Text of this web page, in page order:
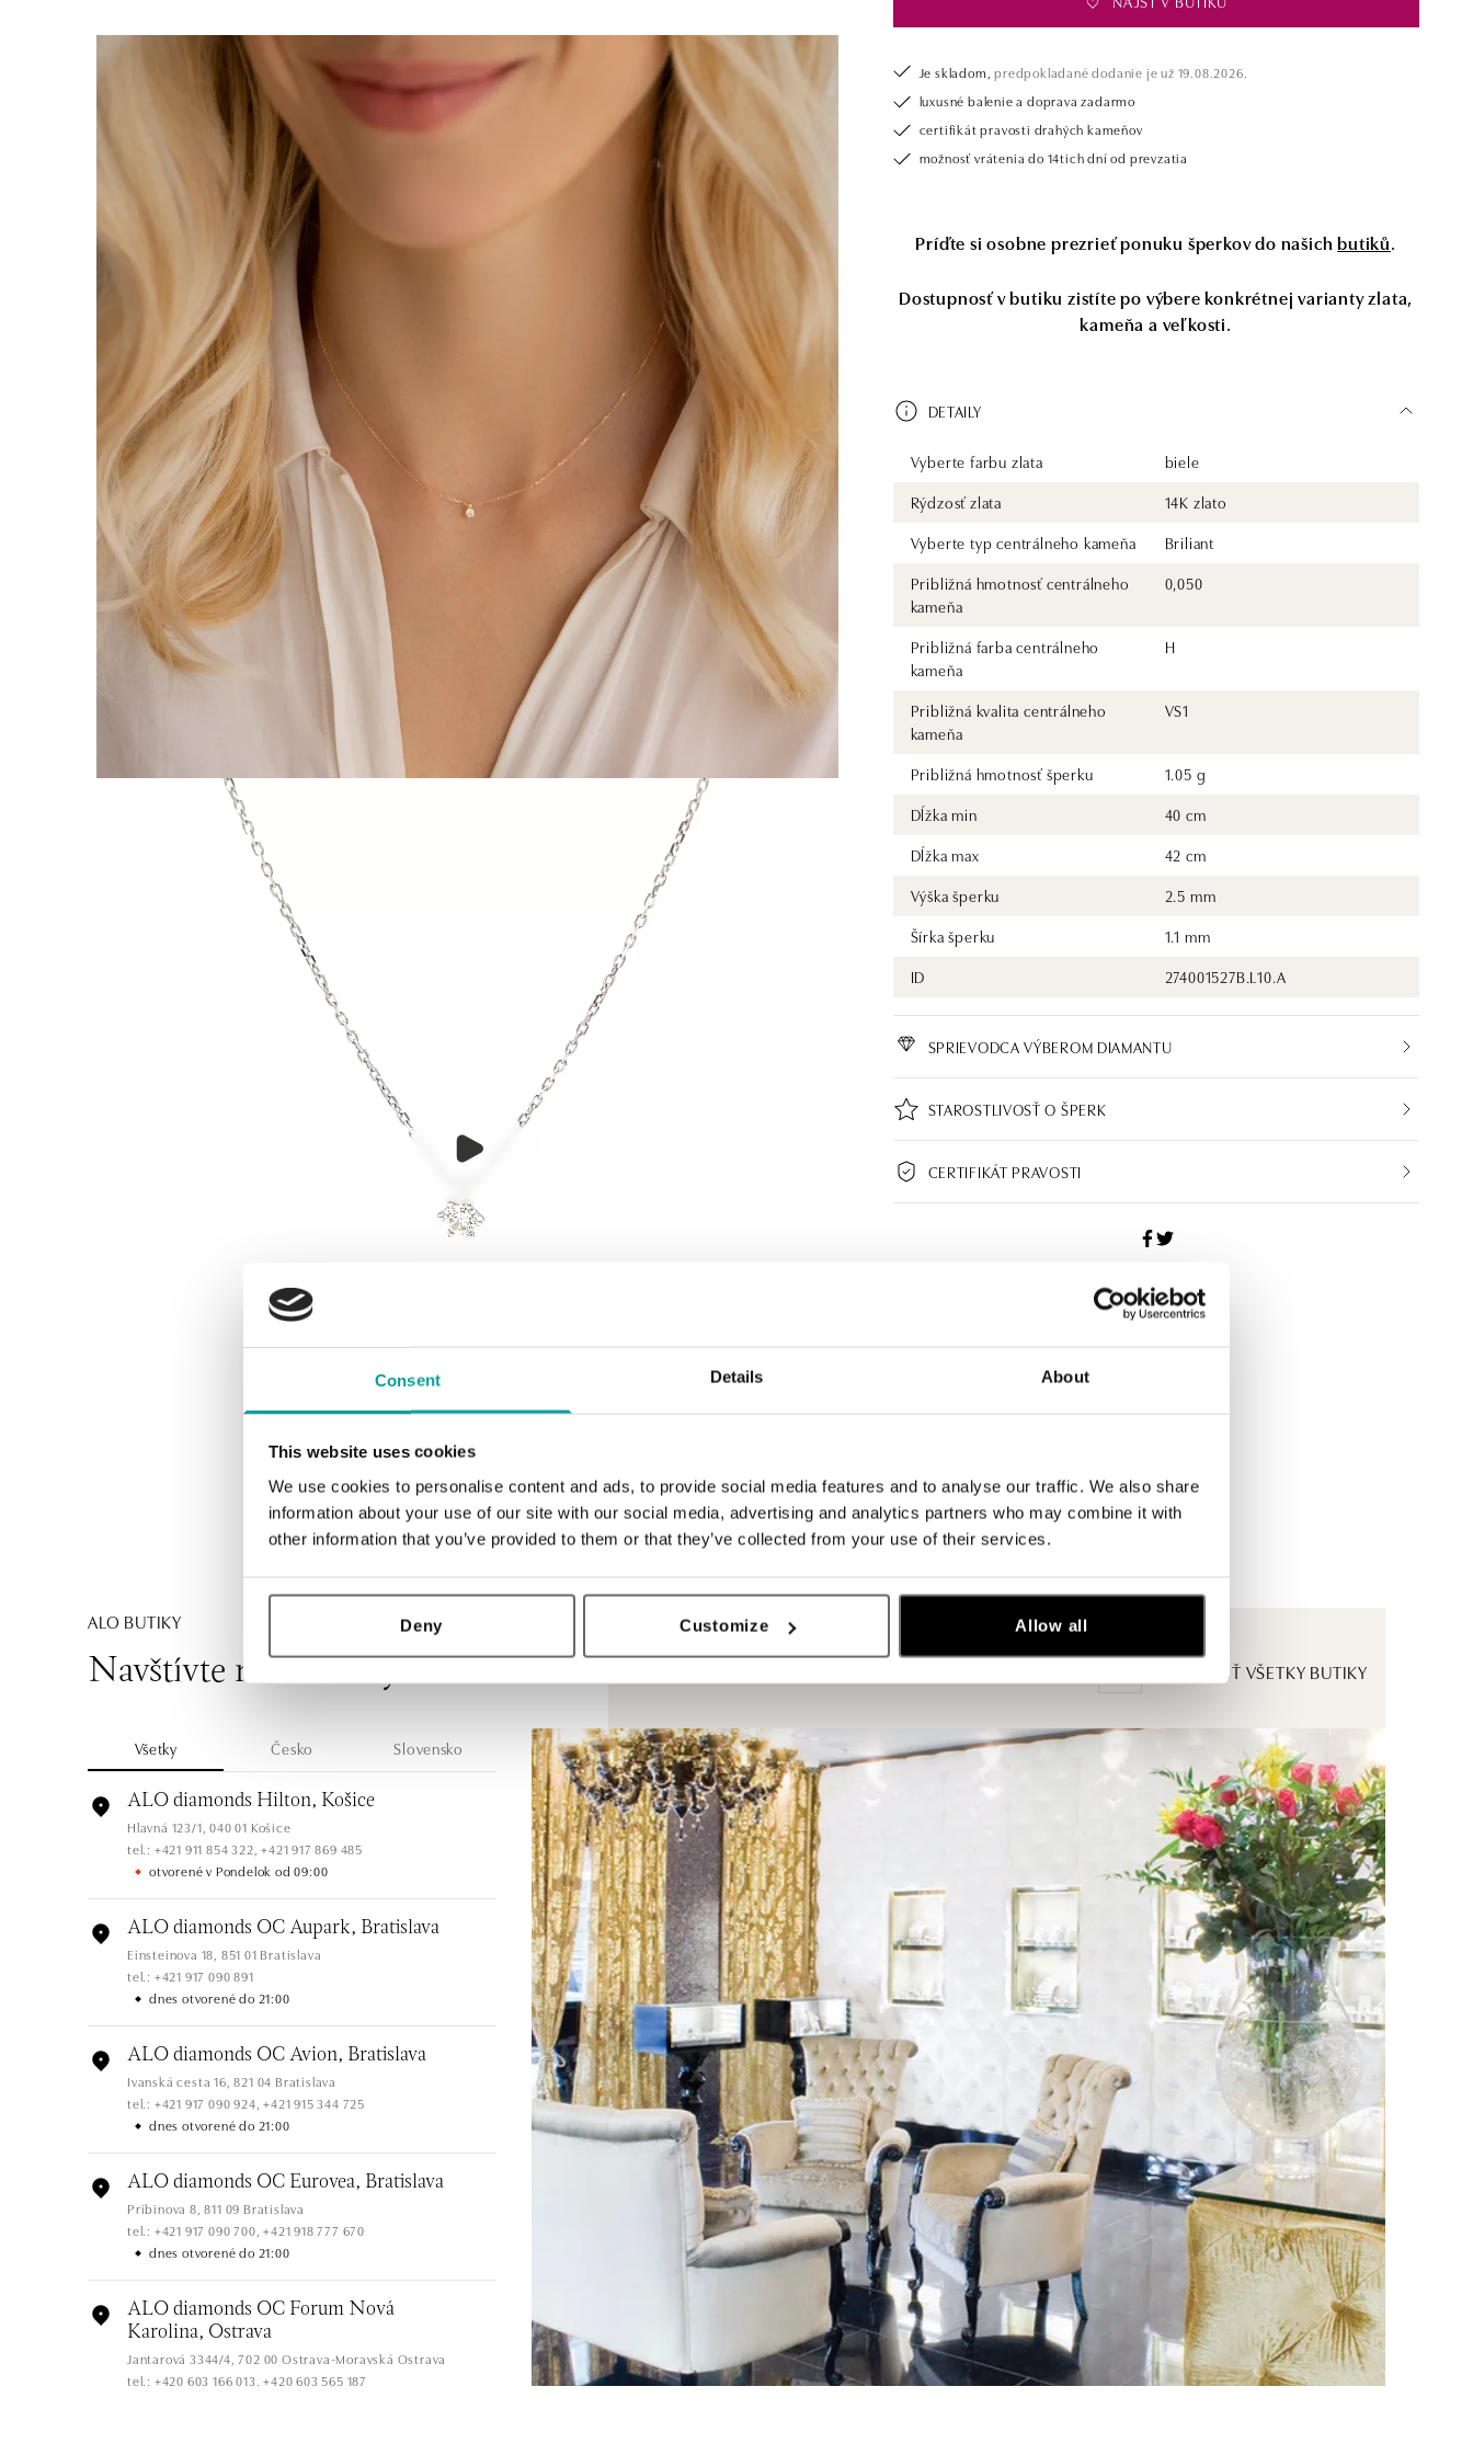
Consent Details About
This website uses cookies
We use cookies to personalise content and ads, to provide social media features and to analyse our traffic. We also share
information about your use of our site with our social media, advertising and analytics partners who may combine it with
other information that you’ve provided to them or that they’ve collected from your use of their services.
Deny Customize Allow all
Je skladom, predpokladané dodanie je už 19.08.2026.
luxusné balenie a doprava zadarmo
certifikát pravosti drahých kameňov
možnosť vrátenia do 14tich dní od prevzatia
Príďte si osobne prezrieť ponuku šperkov do našichbutiků.
Dostupnosť v butiku zistíte po výbere konkrétnej varianty zlata,
kameňa a veľkosti.
DETAILY
Vyberte farbu zlata
biele
Rýdzosť zlata
14K zlato
Vyberte typ centrálneho kameňa
Briliant
Približná hmotnosť centrálneho
kameňa
0,050
Približná farba centrálneho
kameňa
H
Približná kvalita centrálneho
kameňa
VS1
Približná hmotnosť šperku
1.05 g
Dĺžka min
40 cm
Dĺžka max
42 cm
Výška šperku
2.5 mm
Šírka šperku
1.1 mm
ID
274001527B.L10.A
SPRIEVODCA VÝBEROM DIAMANTU
STAROSTLIVOSŤ O ŠPERK
CERTIFIKÁT PRAVOSTI
ALO BUTIKY
Navštívte naše butiky ZOBRAZIŤ VŠETKY BUTIKY
Všetky Česko Slovensko
ALO diamonds Hilton, Košice
Hlavná 123/1, 040 01 Košice
tel.: +421 911 854 322, +421 917 869 485
otvorené v Pondelok od 09:00
ALO diamonds OC Aupark, Bratislava
Einsteinova 18, 851 01 Bratislava
tel.: +421 917 090 891
dnes otvorené do 21:00
ALO diamonds OC Avion, Bratislava
Ivanská cesta 16, 821 04 Bratislava
tel.: +421 917 090 924, +421 915 344 725
dnes otvorené do 21:00
ALO diamonds OC Eurovea, Bratislava
Pribinova 8, 811 09 Bratislava
tel.: +421 917 090 700, +421 918 777 670
dnes otvorené do 21:00
ALO diamonds OC Forum Nová
Karolina, Ostrava
Jantarová 3344/4, 702 00 Ostrava-Moravská Ostrava
tel.: +420 603 166 013, +420 603 565 187